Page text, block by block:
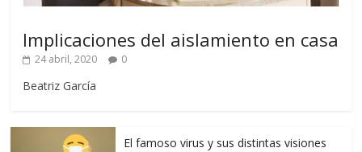
Implicaciones del aislamiento en casa
24 abril, 2020 0
Beatriz García
El famoso virus y sus distintas visiones